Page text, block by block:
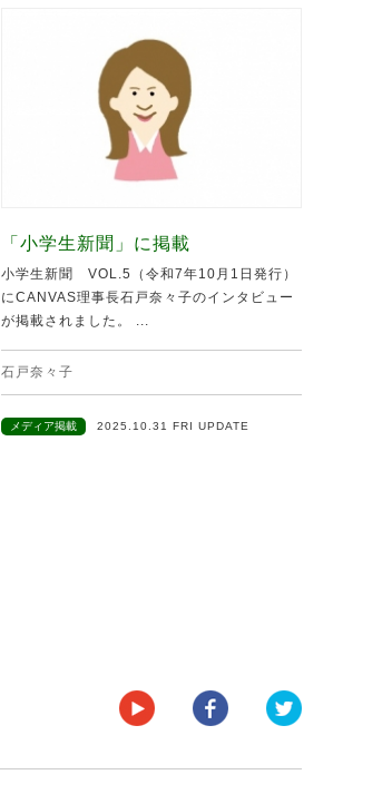
「小学生新聞」に掲載
小学生新聞 VOL.5（令和7年10月1日発行）
にCANVAS理事長石戸奈々子のインタビュー
が掲載されました。 ...
石戸奈々子
メディア掲載 2025.10.31 FRI UPDATE